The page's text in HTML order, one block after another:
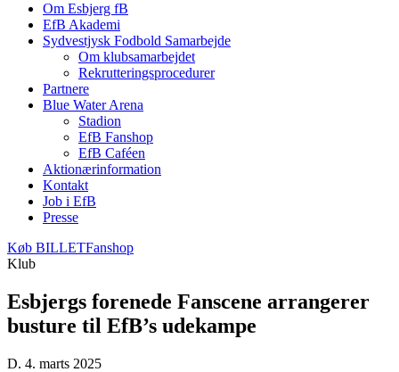
Om Esbjerg fB
EfB Akademi
Sydvestjysk Fodbold Samarbejde
Om klubsamarbejdet
Rekrutteringsprocedurer
Partnere
Blue Water Arena
Stadion
EfB Fanshop
EfB Caféen
Aktionærinformation
Kontakt
Job i EfB
Presse
Køb BILLETFanshop
Klub
Esbjergs forenede Fanscene arrangerer
busture til EfB’s udekampe
D. 4. marts 2025